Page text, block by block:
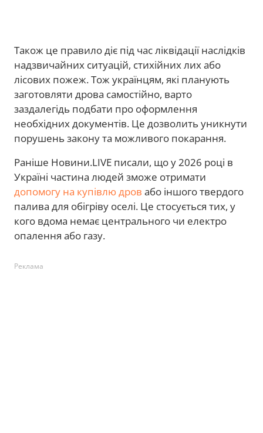
Також це правило діє під час ліквідації наслідків
надзвичайних ситуацій, стихійних лих або
лісових пожеж. Тож українцям, які планують
заготовляти дрова самостійно, варто
заздалегідь подбати про оформлення
необхідних документів. Це дозволить уникнути
порушень закону та можливого покарання.
Раніше Новини.LIVE писали, що у 2026 році в
Україні частина людей зможе отримати
допомогу на купівлю дров або іншого твердого
палива для обігріву оселі. Це стосується тих, у
кого вдома немає центрального чи електро
опалення або газу.
Реклама